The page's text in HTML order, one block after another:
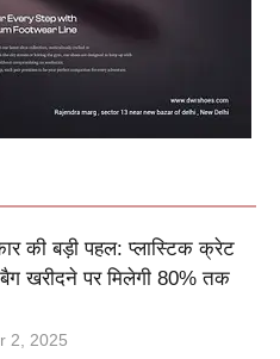
की बड़ी पहल: प्लास्टिक क्रेट
खरीदने पर मिलेगी 80% तक
2, 2025